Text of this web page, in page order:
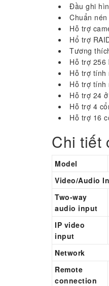
Đầu ghi
Chuẩn
Hỗ trợ
Hổ trợ
Tương
Hỗ trợ 256
Hỗ trợ tính
Hỗ trợ tính
Hỗ trợ 24
Hỗ trợ 4
Hỗ trợ 16
Chi tiết
Model
Video/Audio
Two-way
audio input
IP video
input
Network
Remote
connection